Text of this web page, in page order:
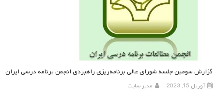
گزارش سومین جلسه شورای عالی برنامه‌ریزی راهبردی انجمن برنامه درسی ایران
آوریل 15, 2023 مدیر سایت